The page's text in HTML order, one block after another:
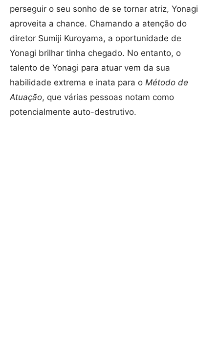
perseguir o seu sonho de se tornar atriz, Yonagi
aproveita a chance. Chamando a atenção do
diretor Sumiji Kuroyama, a oportunidade de
Yonagi brilhar tinha chegado. No entanto, o
talento de Yonagi para atuar vem da sua
habilidade extrema e inata para o Método de
Atuação, que várias pessoas notam como
potencialmente auto-destrutivo.